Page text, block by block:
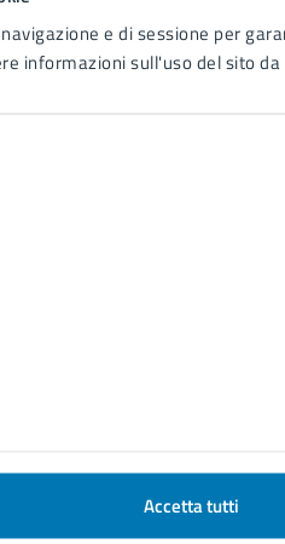
e di sessione per
informazioni sull'uso del sito
Accetta tutti